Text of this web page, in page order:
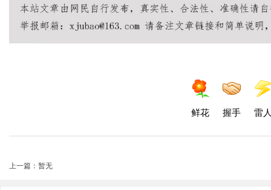
鲜花 握手 雷
上一篇：暂无